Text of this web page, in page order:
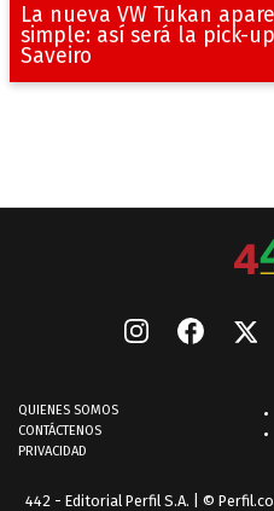
La nueva VW Tukan
simple: así será la pick-
Saveiro
QUIENES SOMOS
CONTÁCTENOS
PRIVACIDAD
442 - Editorial Perfil S.A. | ©